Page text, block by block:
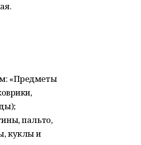
«Предметы
пальто,
куклы и